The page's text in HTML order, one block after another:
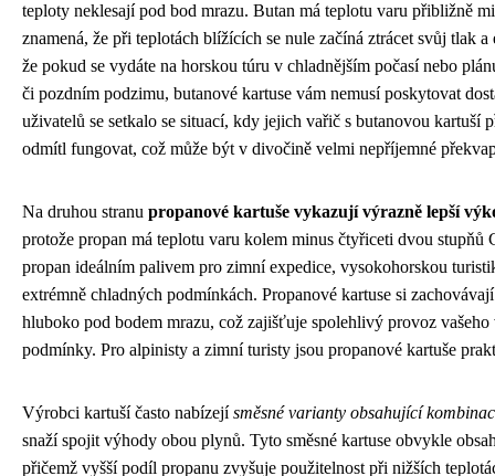
teploty neklesají pod bod mrazu. Butan má teplotu varu přibližně
znamená, že při teplotách blížících se nule začíná ztrácet svůj tlak
že pokud se vydáte na horskou túru v chladnějším počasí nebo
či pozdním podzimu, butanové kartuse vám nemusí poskytovat
uživatelů se setkalo se situací, kdy jejich vařič s butanovou kartuší
odmítl fungovat, což může být v divočině velmi nepříjemné
Na druhou stranu propanové kartuše vykazují výrazně lepší
protože propan má teplotu varu kolem minus čtyřiceti dvou stupňů
propan ideálním palivem pro zimní expedice, vysokohorskou
extrémně chladných podmínkách. Propanové kartuse si
hluboko pod bodem mrazu, což zajišťuje spolehlivý provoz
podmínky. Pro alpinisty a zimní turisty jsou propanové kartuše
Výrobci kartuší často nabízejísměsné varianty obsahující
snaží spojit výhody obou plynů. Tyto směsné kartuse obvykle
přičemž vyšší podíl propanu zvyšuje použitelnost při nižších